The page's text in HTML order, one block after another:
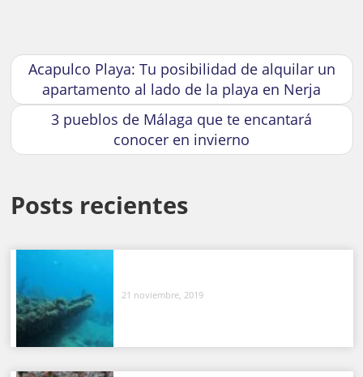
Acapulco Playa: Tu posibilidad de alquilar un
apartamento al lado de la playa en Nerja
3 pueblos de Málaga que te encantará
conocer en invierno
Posts recientes
21 noviembre, 2019